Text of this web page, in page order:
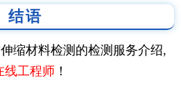
结语
缩材料检测的检测服务介绍,
线工程师 ！